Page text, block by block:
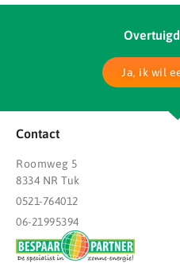
Ja, ik wil
Contact
Roomweg 5
8334 NR Tuk
0521-764012
06-21995394